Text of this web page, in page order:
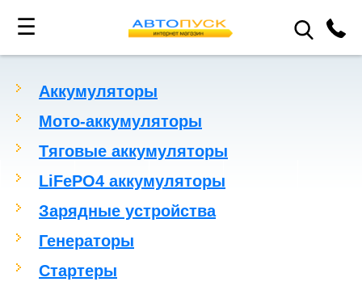
☰
Аккумуляторы
Мото-аккумуляторы
Тяговые аккумуляторы
LiFePO4 аккумуляторы
Зарядные устройства
Генераторы
Стартеры